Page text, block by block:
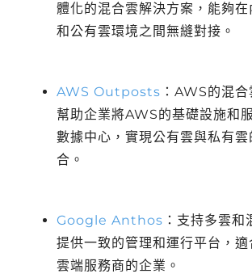
體化的混合雲解決方案，能夠
和公有雲環境之間無縫對接。
AWS Outposts ：AWS的混合
幫助企業將AWS的基礎設施和
數據中心，實現公有雲與私有
合。
Google Anthos ：支持多雲和
提供一致的管理和運行平台，適
雲端服務商的企業。